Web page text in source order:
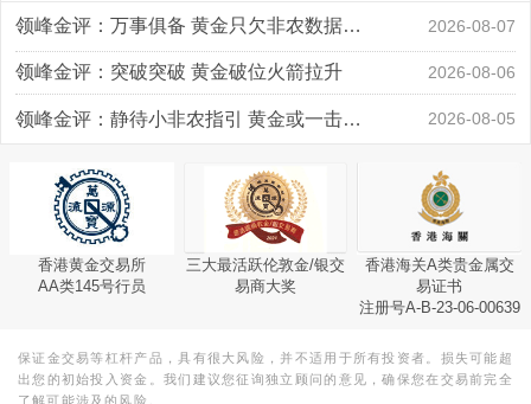
领峰金评：万事俱备 黄金只欠非农数据“东风” 2026-08-07
领峰金评：突破突破 黄金破位火箭拉升 2026-08-06
领峰金评：静待小非农指引 黄金或一击破局 2026-08-05
香港黄金交易所
AA类145号行员
三大最活跃伦敦金/银交
易商大奖
香港海关A类贵金属交
易证书
注册号A-B-23-06-00639
保证金交易等杠杆产品，具有很大风险，并不适用于所有投资者。损失可能超
出您的初始投入资金。我们建议您征询独立顾问的意见，确保您在交易前完全
了解可能涉及的风险。